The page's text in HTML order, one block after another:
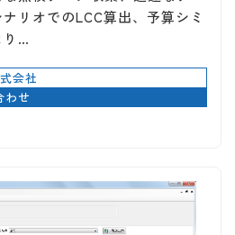
リオでのLCC算出、予算シミ
り…
会社
わせ